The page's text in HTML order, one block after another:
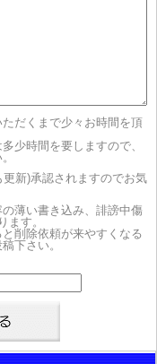
だくまで少々お時間を頂
少時間を要しますので、
新)承認されますのでお気
薄い書き込み、誹謗中傷
ます。
削除依頼が来やすくなる
下さい。